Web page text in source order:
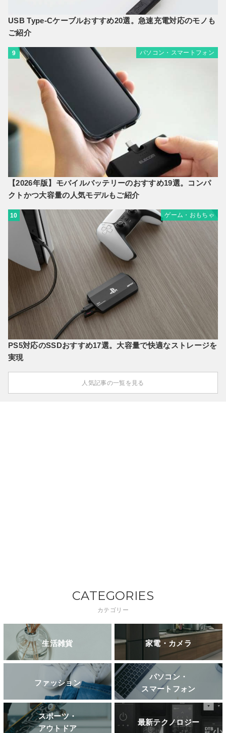
USB Type-Cケーブルおすすめ20選。急速充電対応のモノも
ご紹介
9 パソコン・スマートフォン
【2026年版】モバイルバッテリーのおすすめ19選。コンパ
クトかつ大容量の人気モデルもご紹介
10 ゲーム・おもちゃ
PS5対応のSSDおすすめ17選。大容量で快適なストレージを
実現
人気記事の一覧を見る
CATEGORIES
カテゴリー
生活雑貨 家電・カメラ
ファッション
パソコン・
スマートフォン
スポーツ・
アウトドア
最新テクノロジー